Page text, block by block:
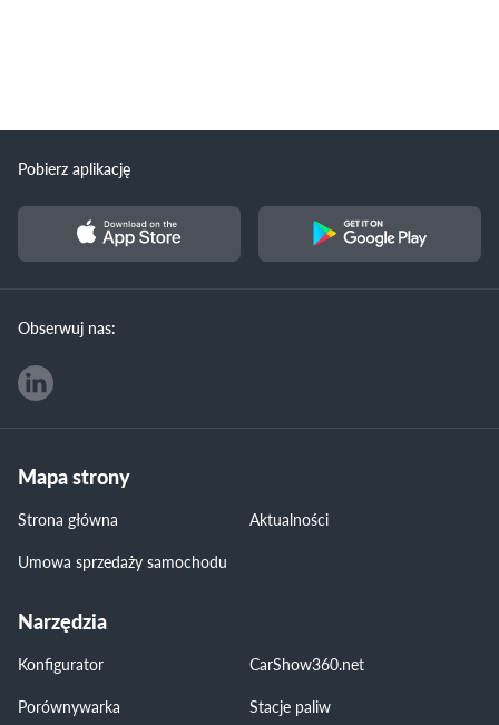
Pobierz aplikację
Obserwuj nas:
Mapa strony
Strona główna
Aktualności
Umowa sprzedaży samochodu
Narzędzia
Konfigurator
CarShow360.net
Porównywarka
Stacje paliw